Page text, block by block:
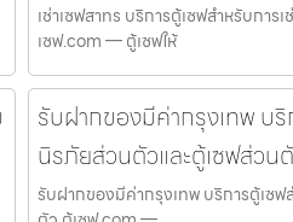
เช่าเซฟสาทร บริการตู้เซฟสำหรับกา
เซฟ.com — ตู้เซฟให้
รับฝากของมีค่ากรุงเทพ บริ
นิรภัยส่วนตัวและตู้เซฟส่วน
รับฝากของมีค่ากรุงเทพ บริการตู้เซฟ